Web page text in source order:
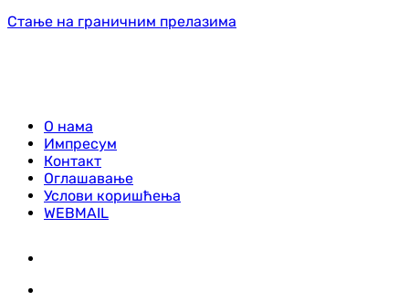
Стање на граничним прелазима
О нама
Импресум
Контакт
Оглашавање
Услови коришћења
WEBMAIL